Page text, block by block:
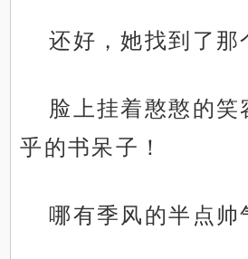
还好，她找到了那
脸上挂着憨憨的笑
乎的书呆子！
哪有季风的半点帅